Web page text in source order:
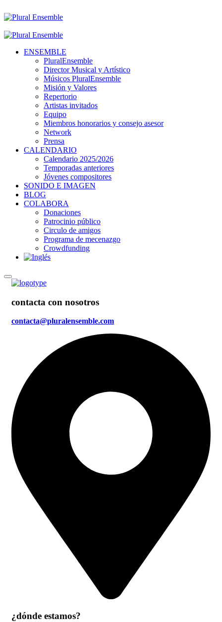
ENSEMBLE
PluralEnsemble
Director Musical y Artístico
Músicos PluralEnsemble
Misión y Valores
Repertorio
Artistas invitados
Equipo
Miembros honorarios y consejo asesor
Network
Prensa
CALENDARIO
Calendario 2025/2026
Temporadas anteriores
Jóvenes compositores
SONIDO E IMAGEN
BLOG
COLABORA
Donaciones
Patrocinio público
Circulo de amigos
Programa de mecenazgo
Crowdfunding
contacta con nosotros
contacta@pluralensemble.com
¿dónde estamos?